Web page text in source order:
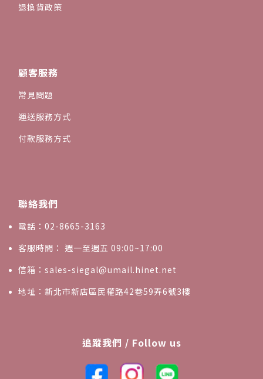
退換貨政策
顧客服務
常見問題
運送服務方式
付款服務方式
聯絡我們
電話：02-8665-3163
客服時間： 週一至週五 09:00~17:00
信箱：sales-siegal@umail.hinet.net
地址：新北市新店區民權路42巷59弄6號3樓
追蹤我們 / Follow us